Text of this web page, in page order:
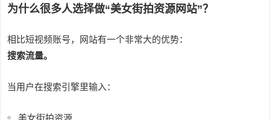
为什么很多人选择做“美女街拍资源网站”？
相比短视频账号，网站有一个非常大的优势：
搜索流量。
当用户在搜索引擎里输入：
美女街拍资源